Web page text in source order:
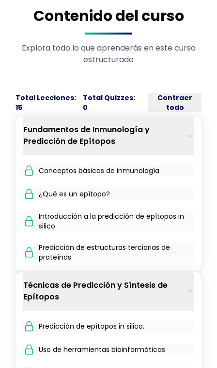
Contenido del curso
Explora todo lo que aprenderás en este curso
estructurado
Total Lecciones:
15
Total Quizzes:
0
Contraer
todo
Fundamentos de Inmunología y
Predicción de Epítopos
Conceptos básicos de inmunología
¿Qué es un epítopo?
Introducción a la predicción de epítopos in
silico
Predicción de estructuras terciarias de
proteínas
Técnicas de Predicción y Síntesis de
Epítopos
Predicción de epítopos in silico.
Uso de herramientas bioinformáticas